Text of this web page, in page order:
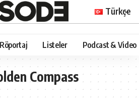
Türkçe
Röportaj Listeler Podcast & Video
Compass